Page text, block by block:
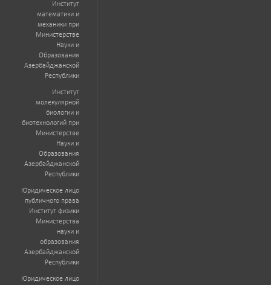
Институт
математики и
механики при
Министерстве
Науки и
Образования
Азербайджанской
Республики
Институт
молекулярной
биологии и
биотехнологий при
Министерстве
Науки и
Образования
Азербайджанской
Республики
Юридическое лицо
публичного права
Институт физики
Министерства
науки и
образования
Азербайджанской
Республики
Юридическое лицо